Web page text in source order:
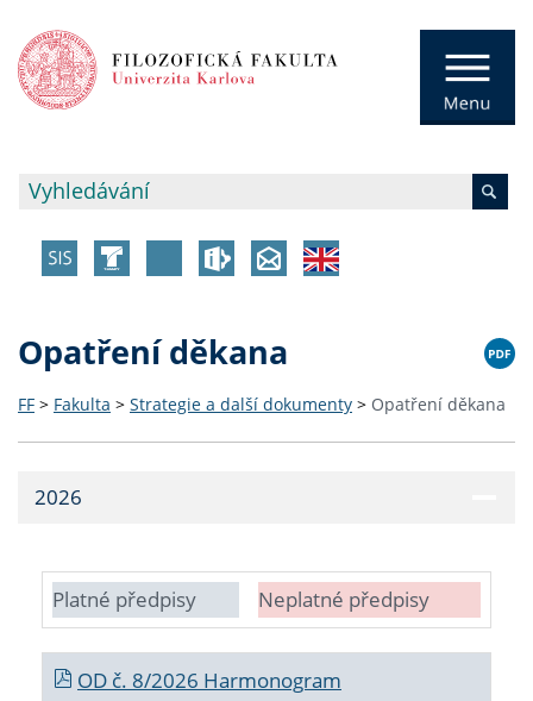
Opatření děkana
FF > Fakulta > Strategie a další dokumenty > Opatření děkana
2026
Platné předpisy Neplatné předpisy
OD č. 8/2026 Harmonogram